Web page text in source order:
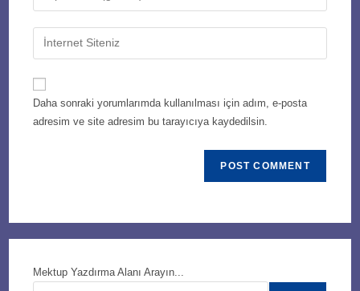
comment
your
email
address
comment
Enter
your
website
URL
(optional)
Daha sonraki yorumlarımda kullanılması için adım, e-posta
adresim ve site adresim bu tarayıcıya kaydedilsin.
Mektup Yazdırma Alanı Arayın...